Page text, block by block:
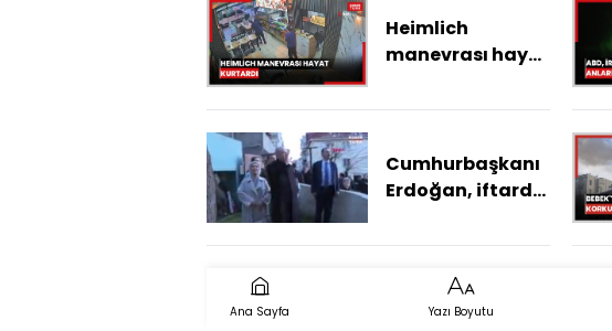
Heimlich
manevrası hayat
Cumhurbaşkanı
Erdoğan, iftarda
konuğu oldu
Ana Sayfa Yazı Boyutu